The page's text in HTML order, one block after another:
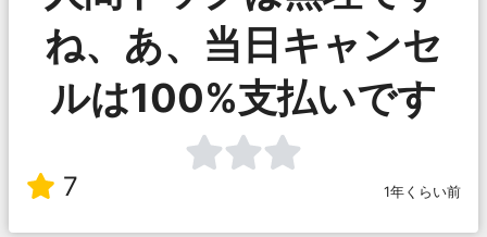
ね、あ、当日キャンセ
ルは100%支払いです
7 1年くらい前